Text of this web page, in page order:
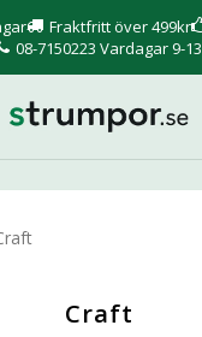
Fraktfritt över 499kr
08-7150223 Vardagar 9-13
Craft